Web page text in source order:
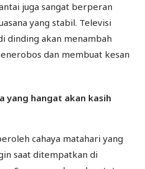
juga sangat berperan
yang stabil. Televisi
dinding akan menambah
dan membuat kesan
yang hangat akan kasih
cahaya matahari yang
saat ditempatkan di